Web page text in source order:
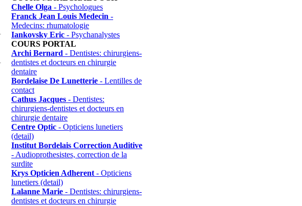
Chelle Olga - Psychologues
Franck Jean Louis Medecin -
Medecins: rhumatologie
Iankovsky Eric - Psychanalystes
COURS PORTAL
Archi Bernard - Dentistes: chirurgiens-
dentistes et docteurs en chirurgie
dentaire
Bordelaise De Lunetterie - Lentilles de
contact
Cathus Jacques - Dentistes:
chirurgiens-dentistes et docteurs en
chirurgie dentaire
Centre Optic - Opticiens lunetiers
(detail)
Institut Bordelais Correction Auditive
- Audioprothesistes, correction de la
surdite
Krys Opticien Adherent - Opticiens
lunetiers (detail)
Lalanne Marie - Dentistes: chirurgiens-
dentistes et docteurs en chirurgie